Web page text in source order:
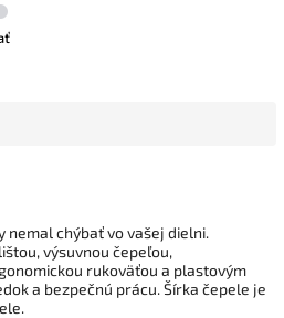
nemal chýbať vo vašej dielni.
výsuvnou čepeľou,
rukoväťou a plastovým
a bezpečnú prácu. Šírka čepele je